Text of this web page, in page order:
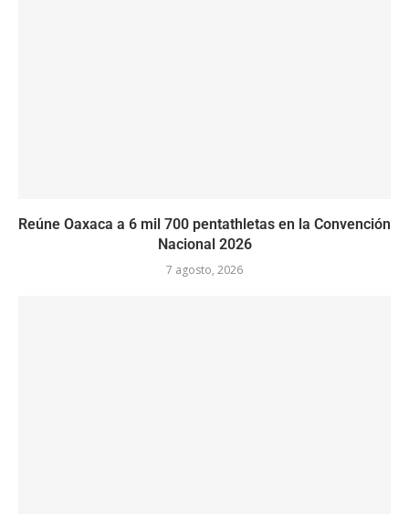
Reúne Oaxaca a 6 mil 700 pentathletas en la Convención
Nacional 2026
7 agosto, 2026